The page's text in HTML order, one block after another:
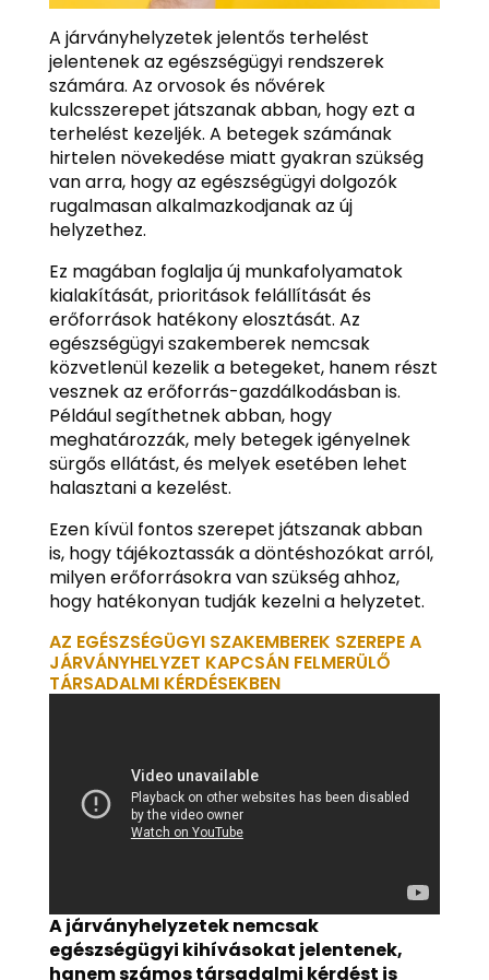
A járványhelyzetek jelentős terhelést
jelentenek az egészségügyi rendszerek
számára. Az orvosok és nővérek
kulcsszerepet játszanak abban, hogy ezt a
terhelést kezeljék. A betegek számának
hirtelen növekedése miatt gyakran szükség
van arra, hogy az egészségügyi dolgozók
rugalmasan alkalmazkodjanak az új
helyzethez.
Ez magában foglalja új munkafolyamatok
kialakítását, prioritások felállítását és
erőforrások hatékony elosztását. Az
egészségügyi szakemberek nemcsak
közvetlenül kezelik a betegeket, hanem részt
vesznek az erőforrás-gazdálkodásban is.
Például segíthetnek abban, hogy
meghatározzák, mely betegek igényelnek
sürgős ellátást, és melyek esetében lehet
halasztani a kezelést.
Ezen kívül fontos szerepet játszanak abban
is, hogy tájékoztassák a döntéshozókat arról,
milyen erőforrásokra van szükség ahhoz,
hogy hatékonyan tudják kezelni a helyzetet.
AZ EGÉSZSÉGÜGYI SZAKEMBEREK SZEREPE A
JÁRVÁNYHELYZET KAPCSÁN FELMERÜLŐ
TÁRSADALMI KÉRDÉSEKBEN
A járványhelyzetek nemcsak
egészségügyi kihívásokat jelentenek,
hanem számos társadalmi kérdést is